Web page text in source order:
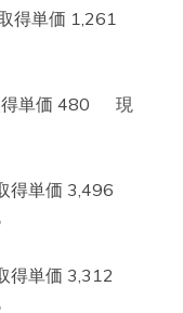
得単価 1,261
得単価 480 現
得単価 3,496
得単価 3,312